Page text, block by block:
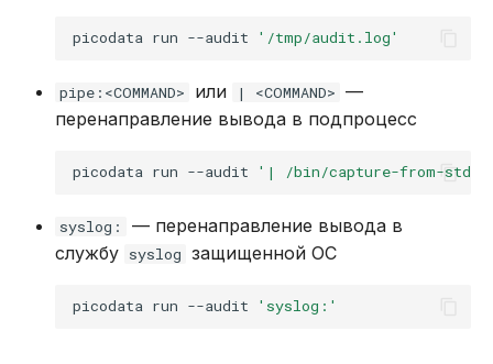
picodata expel
-a, --auth-type
--password-file
--peer
picodata run --audit '/tmp/audit.log'
pipe:<COMMAND> или | <COMMAND> —
перенаправление вывода в подпроцесс
picodata run --audit '| /bin/capture-from-
syslog:
— перенаправление вывода в
службу syslog защищенной ОС
picodata run --audit 'syslog:'